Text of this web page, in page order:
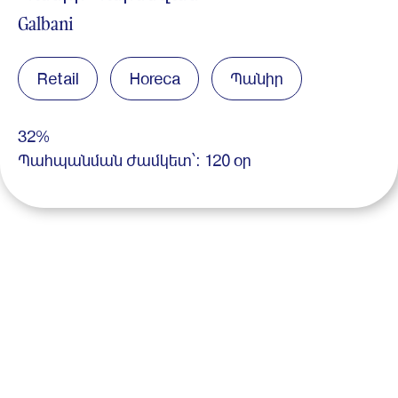
Galbani
Retail Horeca Պանիր
32%
Պահպանման ժամկետ՝: 120 օր